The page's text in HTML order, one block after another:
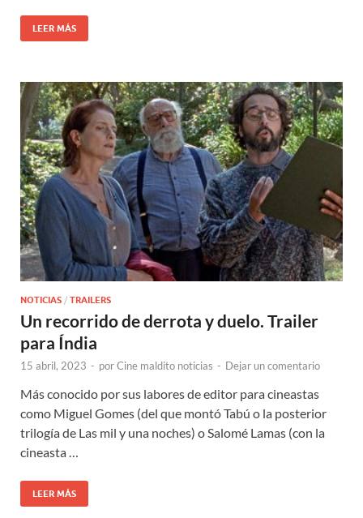
LEER MÁS
NOTICIAS / TRAILERS
Un recorrido de derrota y duelo. Trailer
para Índia
15 abril, 2023 - porCine maldito noticias - Dejar un comentario
Más conocido por sus labores de editor para cineastas
como Miguel Gomes (del que montó Tabú o la posterior
trilogía de Las mil y una noches) o Salomé Lamas (con la
cineasta …
LEER MÁS